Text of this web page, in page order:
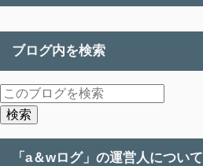
ブログ内を検索
「a＆wログ」の運営人について